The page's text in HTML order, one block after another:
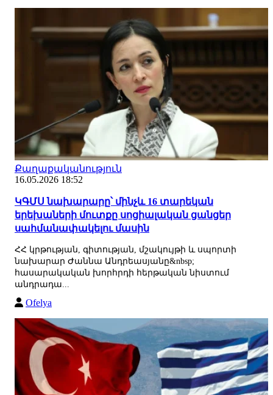
Քաղաքականություն
16.05.2026 18:52
ԿԳՄՍ նախարարը՝ մինչև 16 տարեկան
երեխաների մուտքը սոցիալական ցանցեր
սահմանափակելու մասին
ՀՀ կրթության, գիտության, մշակույթի և սպորտի
նախարար Ժաննա Անդրեասյանը&nbsp;
հասարակական խորհրդի հերթական նիստում
անդրադա...
Ofelya